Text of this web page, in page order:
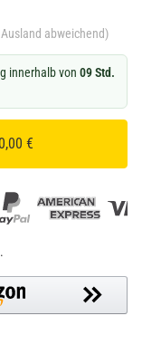
Ausland abweichend)
innerhalb von 09 Std.
0,00 €